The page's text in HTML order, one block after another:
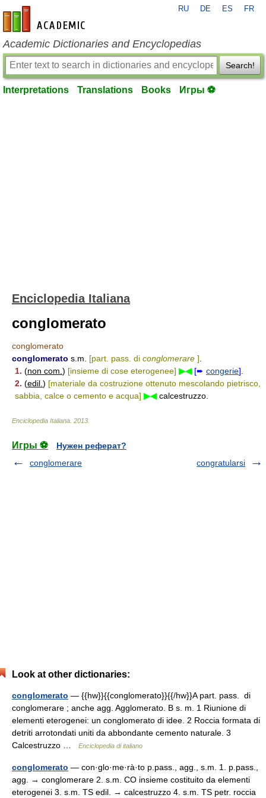
en-academic.com
RU DE ES FR
Academic Dictionaries and Encyclopedias
Search!
Interpretations Translations Books Игры ⚽
Enciclopedia Italiana
conglomerato
conglomerato
conglomerato s.m. [part. pass. di conglomerare ]
1. (non com. ) [insieme di cose eterogenee] ▶◀ [➨ congerie]
2. (edil. ) [materiale da costruzione ottenuto mescolando pietrisco,
sabbia, calce o cemento e acqua] ▶◀calcestruzzo.
Enciclopedia Italiana 2013
Игры ⚽
Нужен реферат?
conglomerare
congratularsi
Look at other dictionaries:
conglomerato — {{hw}}{{conglomerato}}{{/hw}}A part. pass. di
conglomerare ; anche agg. Agglomerato. B s. m. 1 Riunione di
elementi eterogenei: un conglomerato di idee. 2 Roccia formata di
detriti arrotondati uniti da abbondante cemento naturale. 3
Calcestruzzo …
Enciclopedia di italiano
conglomerato — con·glo·me·rà·to p.pass., agg., s.m. 1. p.pass.,
agg. → conglomerare 2. s.m. CO insieme costituito da elementi
eterogenei 3. s.m. TS edil. → calcestruzzo 4. s.m. TS petr. roccia